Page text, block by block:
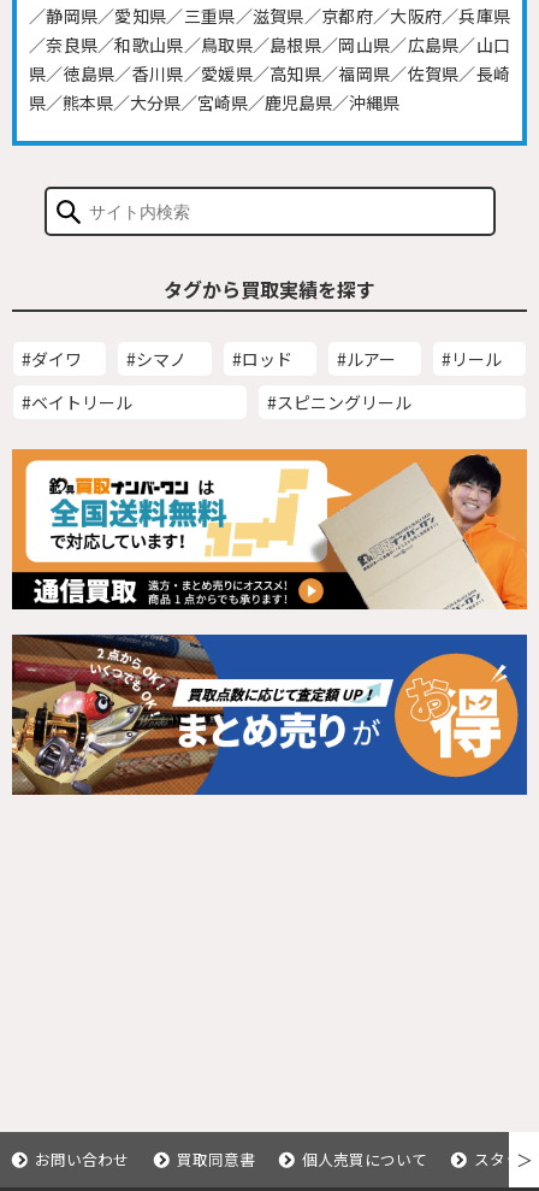
／静岡県／愛知県／三重県／滋賀県／京都府／大阪府／兵庫県
／奈良県／和歌山県／鳥取県／島根県／岡山県／広島県／山口
県／徳島県／香川県／愛媛県／高知県／福岡県／佐賀県／長崎
県／熊本県／大分県／宮崎県／鹿児島県／沖縄県
タグから買取実績を探す
#ダイワ #シマノ #ロッド #ルアー
#リール
#ベイトリール
#スピニングリール
お問い合わせ 買取同意書 個人売買について スタッ＞